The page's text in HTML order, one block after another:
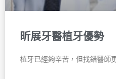
昕展牙醫植牙優勢
植牙已經夠辛苦，但找錯醫師